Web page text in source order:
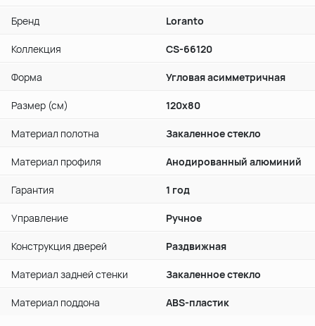
Бренд Loranto
Коллекция CS-66120
Форма Угловая асимметричная
Размер (см) 120х80
Материал полотна Закаленное стекло
Материал профиля Анодированный алюминий
Гарантия 1 год
Управление Ручное
Конструкция дверей Раздвижная
Материал задней стенки Закаленное стекло
Материал поддона ABS-пластик